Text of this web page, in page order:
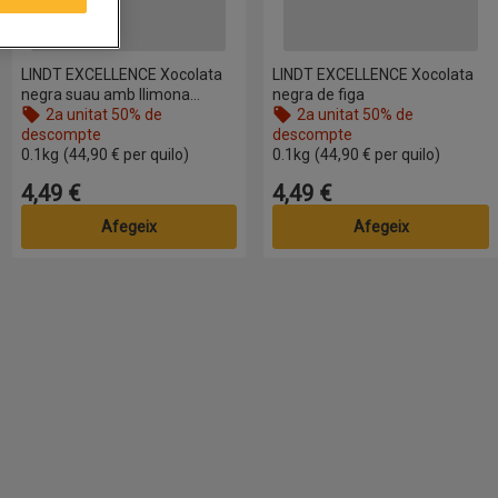
LINDT EXCELLENCE Xocolata
negra suau amb llimona
intensa2a unitat 50% de
descompte
0.1kg (44,90 € per quilo)
Preu
4,49 €
Afegeix
LINDT EXCELLENCE Xocolata
negra de figa
2a unitat 50% de
descompte
0.1kg (44,90 € per quilo)
Preu
4,49 €
Afegeix